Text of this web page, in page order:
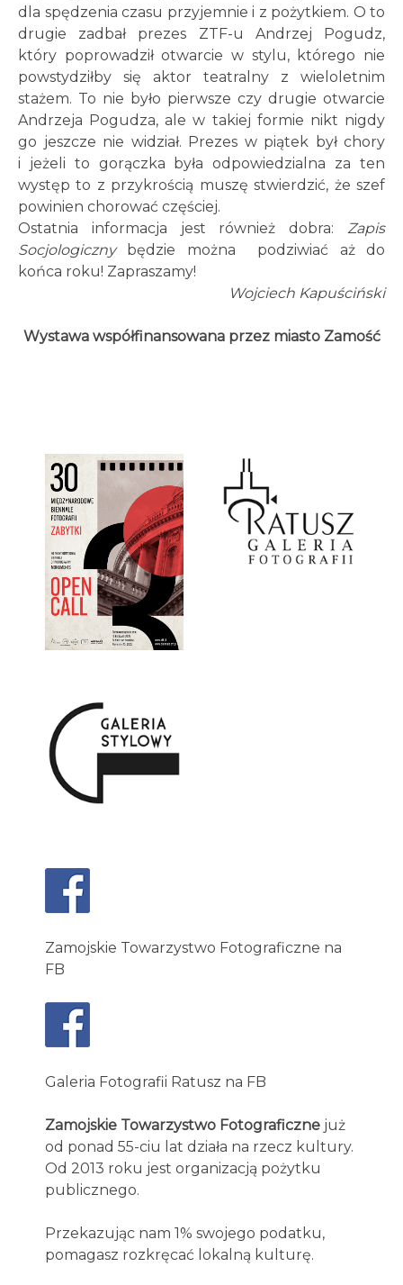
dla spędzenia czasu przyjemnie i z pożytkiem. O to
drugie zadbał prezes ZTF-u Andrzej Pogudz,
który poprowadził otwarcie w stylu, którego nie
powstydziłby się aktor teatralny z wieloletnim
stażem. To nie było pierwsze czy drugie otwarcie
Andrzeja Pogudza, ale w takiej formie nikt nigdy
go jeszcze nie widział. Prezes w piątek był chory
i jeżeli to gorączka była odpowiedzialna za ten
występ to z przykrością muszę stwierdzić, że szef
powinien chorować częściej.
Ostatnia informacja jest również dobra: Zapis
Socjologicznybędzie można podziwiać aż do
końca roku! Zapraszamy!
Wojciech Kapuściński
Wystawa współfinansowana przez miasto Zamość
Zamojskie Towarzystwo Fotograficzne na
FB
Galeria Fotografii Ratusz na FB
Zamojskie Towarzystwo Fotograficzne już
od ponad 55-ciu lat działa na rzecz kultury.
Od 2013 roku jest organizacją pożytku
publicznego.
Przekazując nam 1% swojego podatku,
pomagasz rozkręcać lokalną kulturę.